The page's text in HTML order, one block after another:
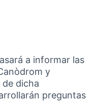
a informar las
y
dicha
preguntas